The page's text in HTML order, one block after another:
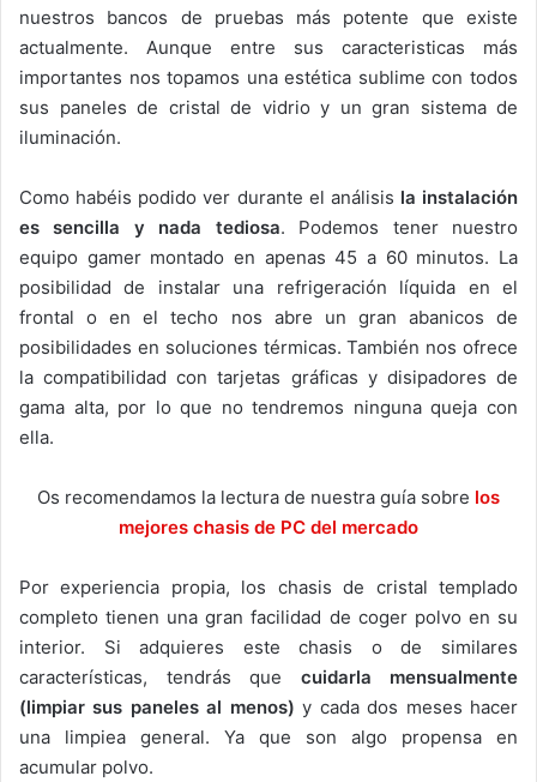
nuestros bancos de pruebas más potente que existe
actualmente. Aunque entre sus caracteristicas más
importantes nos topamos una estética sublime con todos
sus paneles de cristal de vidrio y un gran sistema de
iluminación.
Como habéis podido ver durante el análisis la instalación
es sencilla y nada tediosa. Podemos tener nuestro
equipo gamer montado en apenas 45 a 60 minutos. La
posibilidad de instalar una refrigeración líquida en el
frontal o en el techo nos abre un gran abanicos de
posibilidades en soluciones térmicas. También nos ofrece
la compatibilidad con tarjetas gráficas y disipadores de
gama alta, por lo que no tendremos ninguna queja con
ella.
Os recomendamos la lectura de nuestra guía sobre los
mejores chasis de PC del mercado
Por experiencia propia, los chasis de cristal templado
completo tienen una gran facilidad de coger polvo en su
interior. Si adquieres este chasis o de similares
características, tendrás que cuidarla mensualmente
(limpiar sus paneles al menos) y cada dos meses hacer
una limpiea general. Ya que son algo propensa en
acumular polvo.